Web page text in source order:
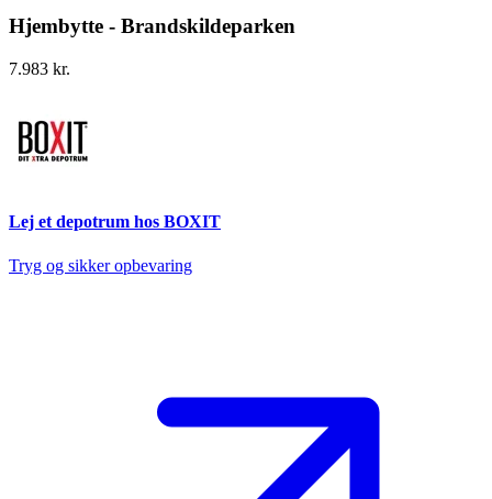
Hjembytte - Brandskildeparken
7.983 kr.
Lej et depotrum hos BOXIT
Tryg og sikker opbevaring